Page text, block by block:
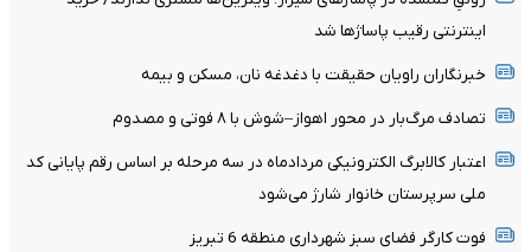
اینترنتی رقیب پاساژها شد
خبرنگاران راویان حقیقت با دغدغه نان، مسکن و بیمه
تصادف مرگ‌بار در محور اهواز–شوش با ۸ فوتی و مصدوم
اعتبار کالابرگ الکترونیکی مردادماه در سه مرحله بر اساس رقم پایانی کد
ملی سرپرستان خانوار شارژ می‌شود
فوت کارگر فضای سبز شهرداری منطقه 6 تبریز